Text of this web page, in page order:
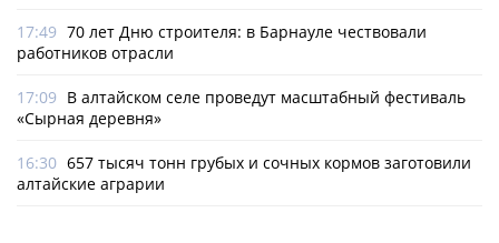
17:49 70 лет Дню строителя: в Барнауле чествовали
работников отрасли
17:09 В алтайском селе проведут масштабный фестиваль
«Сырная деревня»
16:30 657 тысяч тонн грубых и сочных кормов заготовили
алтайские аграрии